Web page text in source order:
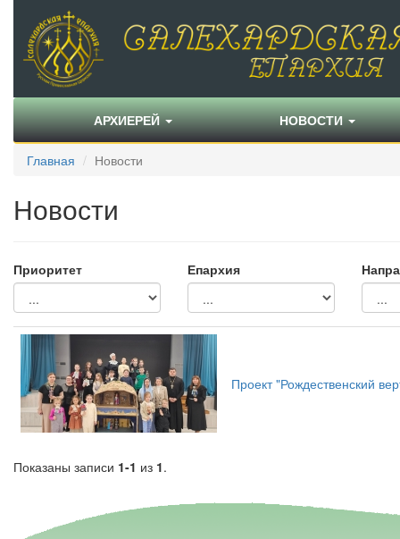
АРХИЕРЕЙ НОВОСТИ
Главная Новости
Новости
Приоритет Епархия
Проект "Рождественский
Показаны записи 1-1 из 1.